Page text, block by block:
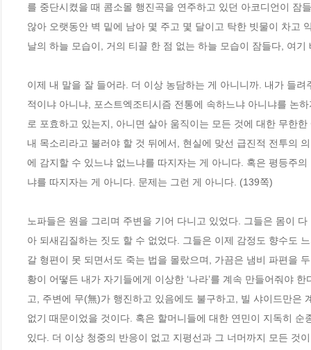
를 중단시켰을 때 콤소몰 행진곡을 연주하고 있던 아코디언이 잠
않아 오랫동안 벽 밑에 남아 몇 주고 몇 달이고 탁한 빗물이 차
날의 하늘 모습이, 거의 티끌 한 점 없는 하늘 모습이 잠들다, 여
이제 내 말을 잘 들어라. 더 이상 농담하는 게 아니니까. 내가 들
적이냐 아니냐, 포스트엑조티시즘 전통에 속하느냐 아니냐를 논
로 포효하고 있는지, 아니면 살아 움직이는 모든 것에 대한 무한
내 목소리라고 불러야 할 것 뒤에서, 현실에 맞선 급진적 전투의
에 감지할 수 있느냐 없느냐를 따지자는 게 아니다. 혹은 평등주
냐를 따지자는 게 아니다. 문제는 그런 게 아니다. (139쪽)
노파들은 원을 그리며 주변을 기어 다니고 있었다. 그들은 몸이
아 되새김질하는 짓도 할 수 없었다. 그들은 이제 감정도 향수도
갈 형편이 못 되면서도 죽는 법을 몰랐으며, 가끔은 냄비 파편을
황이 어떻든 내가 자기들에게 이상한 ‘나라’를 계속 만들어줘야
고, 주변에 무(無)가 행진하고 있음에도 불구하고, 빌 샤이드만은
없기 때문이었을 것이다. 혹은 할머니들에 대한 연민이 지독히
있다. 더 이상 청중의 반응이 없고 지평선과 그 너머까지 모든 것